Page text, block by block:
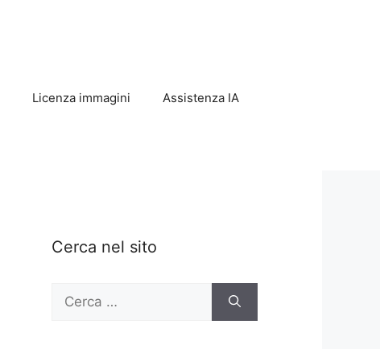
Licenza immagini Assistenza IA
Cerca nel sito
Ricerca